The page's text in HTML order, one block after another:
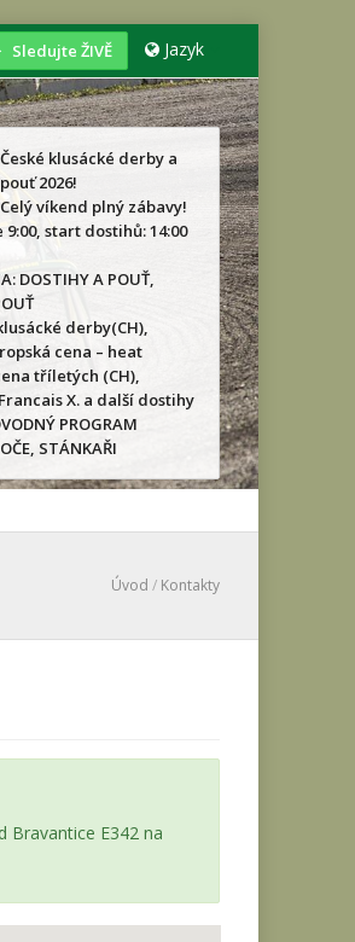
Sledujte ŽIVĚ Jazyk
České klusácké derby a
pouť 2026!
Celý víkend plný zábavy!
start dostihů: 14:00
DOSTIHY A POUŤ,
derby(CH),
cena – heat
tříletých (CH),
X. a další dostihy
PROGRAM
STÁNKAŘI
Úvod / Kontakty
Bravantice E342 na